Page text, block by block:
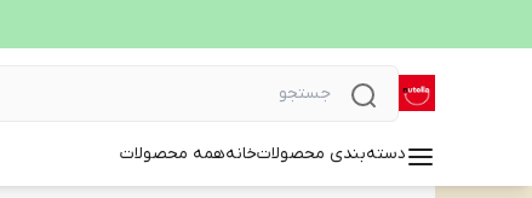
دسته‌بندی محصولاتخانههمه محصولات